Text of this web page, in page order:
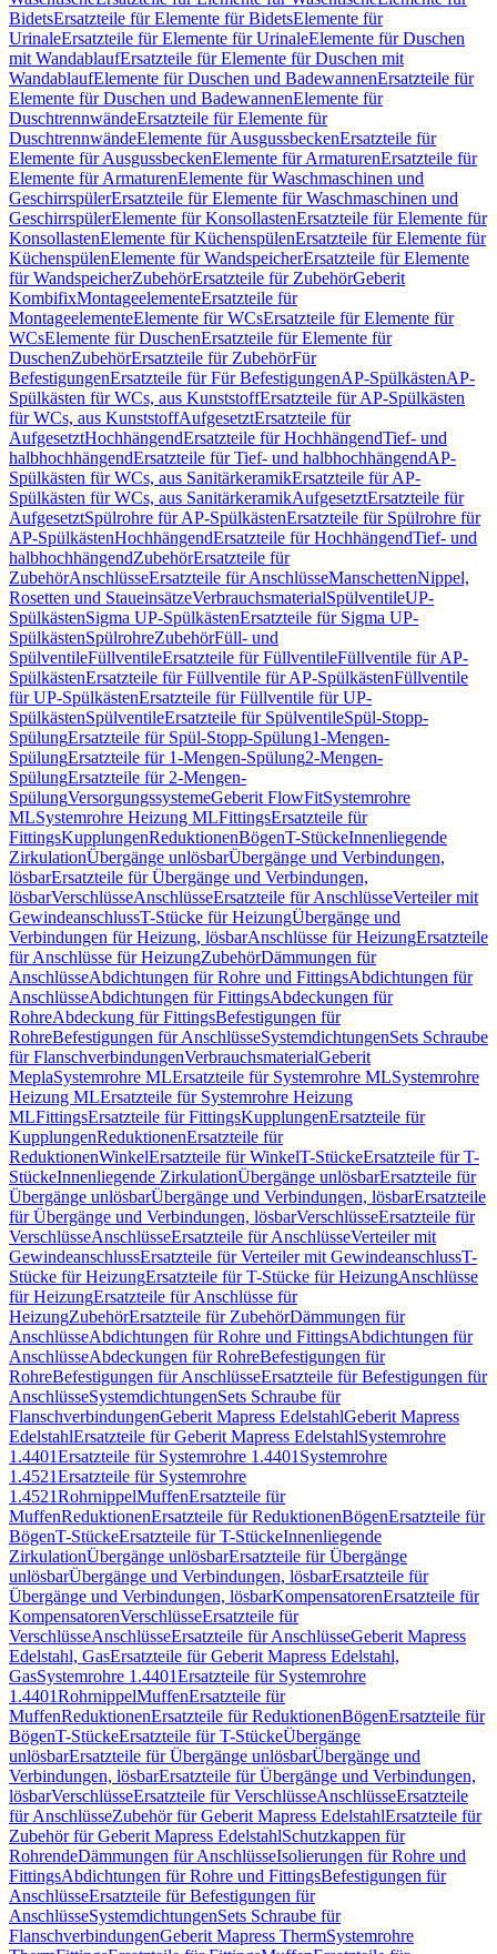
BidetsErsatzteile für Elemente für BidetsElemente für
UrinaleErsatzteile für Elemente für UrinaleElemente für Duschen
mit WandablaufErsatzteile für Elemente für Duschen mit
WandablaufElemente für Duschen und BadewannenErsatzteile für
Elemente für Duschen und BadewannenElemente für
DuschtrennwändeErsatzteile für Elemente für
DuschtrennwändeElemente für AusgussbeckenErsatzteile für
Elemente für AusgussbeckenElemente für ArmaturenErsatzteile für
Elemente für ArmaturenElemente für Waschmaschinen und
GeschirrspülerErsatzteile für Elemente für Waschmaschinen und
GeschirrspülerElemente für KonsollastenErsatzteile für Elemente für
KonsollastenElemente für KüchenspülenErsatzteile für Elemente für
KüchenspülenElemente für WandspeicherErsatzteile für Elemente
für WandspeicherZubehörErsatzteile für ZubehörGeberit
KombifixMontageelementeErsatzteile für
MontageelementeElemente für WCsErsatzteile für Elemente für
WCsElemente für DuschenErsatzteile für Elemente für
DuschenZubehörErsatzteile für ZubehörFür
BefestigungenErsatzteile für Für BefestigungenAP-SpülkästenAP-
Spülkästen für WCs, aus KunststoffErsatzteile für AP-Spülkästen
für WCs, aus KunststoffAufgesetztErsatzteile für
AufgesetztHochhängendErsatzteile für HochhängendTief- und
halbhochhängendErsatzteile für Tief- und halbhochhängendAP-
Spülkästen für WCs, aus SanitärkeramikErsatzteile für AP-
Spülkästen für WCs, aus SanitärkeramikAufgesetztErsatzteile für
AufgesetztSpülrohre für AP-SpülkästenErsatzteile für Spülrohre für
AP-SpülkästenHochhängendErsatzteile für HochhängendTief- und
halbhochhängendZubehörErsatzteile für
ZubehörAnschlüsseErsatzteile für AnschlüsseManschettenNippel,
Rosetten und StaueinsätzeVerbrauchsmaterialSpülventileUP-
SpülkästenSigma UP-SpülkästenErsatzteile für Sigma UP-
SpülkästenSpülrohreZubehörFüll- und
SpülventileFüllventileErsatzteile für FüllventileFüllventile für AP-
SpülkästenErsatzteile für Füllventile für AP-SpülkästenFüllventile
für UP-SpülkästenErsatzteile für Füllventile für UP-
SpülkästenSpülventileErsatzteile für SpülventileSpül-Stopp-
SpülungErsatzteile für Spül-Stopp-Spülung1-Mengen-
SpülungErsatzteile für 1-Mengen-Spülung2-Mengen-
SpülungErsatzteile für 2-Mengen-
SpülungVersorgungssystemeGeberit FlowFitSystemrohre
MLSystemrohre Heizung MLFittingsErsatzteile für
FittingsKupplungenReduktionenBögenT-StückeInnenliegende
ZirkulationÜbergänge unlösbarÜbergänge und Verbindungen,
lösbarErsatzteile für Übergänge und Verbindungen,
lösbarVerschlüsseAnschlüsseErsatzteile für AnschlüsseVerteiler mit
GewindeanschlussT-Stücke für HeizungÜbergänge und
Verbindungen für Heizung, lösbarAnschlüsse für HeizungErsatzteile
für Anschlüsse für HeizungZubehörDämmungen für
AnschlüsseAbdichtungen für Rohre und FittingsAbdichtungen für
AnschlüsseAbdichtungen für FittingsAbdeckungen für
RohreAbdeckung für FittingsBefestigungen für
RohreBefestigungen für AnschlüsseSystemdichtungenSets Schraube
für FlanschverbindungenVerbrauchsmaterialGeberit
MeplaSystemrohre MLErsatzteile für Systemrohre MLSystemrohre
Heizung MLErsatzteile für Systemrohre Heizung
MLFittingsErsatzteile für FittingsKupplungenErsatzteile für
KupplungenReduktionenErsatzteile für
ReduktionenWinkelErsatzteile für WinkelT-StückeErsatzteile für T-
StückeInnenliegende ZirkulationÜbergänge unlösbarErsatzteile für
Übergänge unlösbarÜbergänge und Verbindungen, lösbarErsatzteile
für Übergänge und Verbindungen, lösbarVerschlüsseErsatzteile für
VerschlüsseAnschlüsseErsatzteile für AnschlüsseVerteiler mit
GewindeanschlussErsatzteile für Verteiler mit GewindeanschlussT-
Stücke für HeizungErsatzteile für T-Stücke für HeizungAnschlüsse
für HeizungErsatzteile für Anschlüsse für
HeizungZubehörErsatzteile für ZubehörDämmungen für
AnschlüsseAbdichtungen für Rohre und FittingsAbdichtungen für
AnschlüsseAbdeckungen für RohreBefestigungen für
RohreBefestigungen für AnschlüsseErsatzteile für Befestigungen für
AnschlüsseSystemdichtungenSets Schraube für
FlanschverbindungenGeberit Mapress EdelstahlGeberit Mapress
EdelstahlErsatzteile für Geberit Mapress EdelstahlSystemrohre
1.4401Ersatzteile für Systemrohre 1.4401 Systemrohre
1.4521Ersatzteile für Systemrohre
1.4521RohrnippelMuffenErsatzteile für
MuffenReduktionenErsatzteile für ReduktionenBögenErsatzteile für
BögenT-StückeErsatzteile für T-StückeInnenliegende
ZirkulationÜbergänge unlösbarErsatzteile für Übergänge
unlösbarÜbergänge und Verbindungen, lösbarErsatzteile für
Übergänge und Verbindungen, lösbarKompensatorenErsatzteile für
KompensatorenVerschlüsseErsatzteile für
VerschlüsseAnschlüsseErsatzteile für AnschlüsseGeberit Mapress
Edelstahl, GasErsatzteile für Geberit Mapress Edelstahl,
GasSystemrohre 1.4401Ersatzteile für Systemrohre
1.4401RohrnippelMuffenErsatzteile für
MuffenReduktionenErsatzteile für ReduktionenBögenErsatzteile für
BögenT-StückeErsatzteile für T-StückeÜbergänge
unlösbarErsatzteile für Übergänge unlösbarÜbergänge und
Verbindungen, lösbarErsatzteile für Übergänge und Verbindungen,
lösbarVerschlüsseErsatzteile für VerschlüsseAnschlüsseErsatzteile
für AnschlüsseZubehör für Geberit Mapress EdelstahlErsatzteile für
Zubehör für Geberit Mapress EdelstahlSchutzkappen für
RohrendeDämmungen für AnschlüsseIsolierungen für Rohre und
FittingsAbdichtungen für Rohre und FittingsBefestigungen für
AnschlüsseErsatzteile für Befestigungen für
AnschlüsseSystemdichtungenSets Schraube für
FlanschverbindungenGeberit Mapress ThermSystemrohre